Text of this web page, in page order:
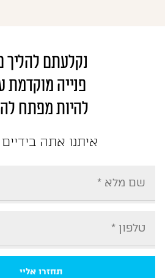
נקלעתם להליך
פנייה מוקדמת
להיות מפתח
איתנו אתה
תחזרו אליי